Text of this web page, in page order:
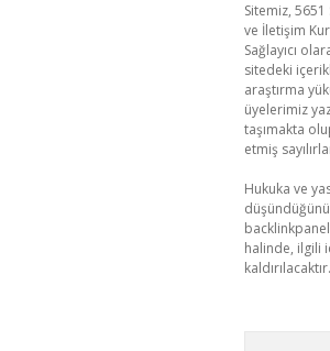
Sitemiz, 5651
ve İletişim
Sağlayıcı
sitedeki
araştırma
üyelerimiz
taşımakta
etmiş
Hukuka ve
halinde, ilgili
kaldırılacaktır.